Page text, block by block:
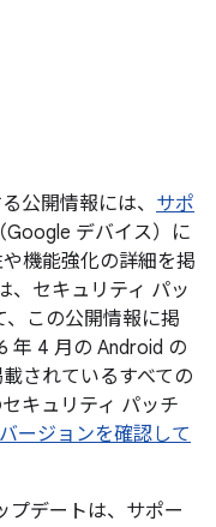
公開情報には、 サポ
（Google デバイス）に
機能強化の詳細を掲
、セキュリティ パッ
この公開情報に掲
年 4 月の Android の
されているすべての
キュリティ パッチ
ージョンを確認して
デートは、サポー